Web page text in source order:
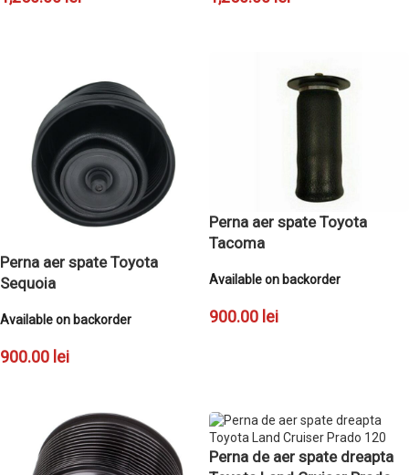
Perna aer spate Toyota
Sequoia
Available on backorder
900.00 lei
Perna aer spate Toyota
Tacoma
Available on backorder
900.00 lei
Perna de aer spate dreapta